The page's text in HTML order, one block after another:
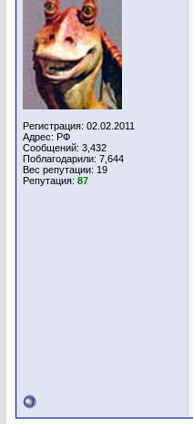
Регистрация: 02.02.2011
Адрес: РФ
Сообщений: 3,432
Поблагодарили: 7,644
Вес репутации: 19
Репутация: 87